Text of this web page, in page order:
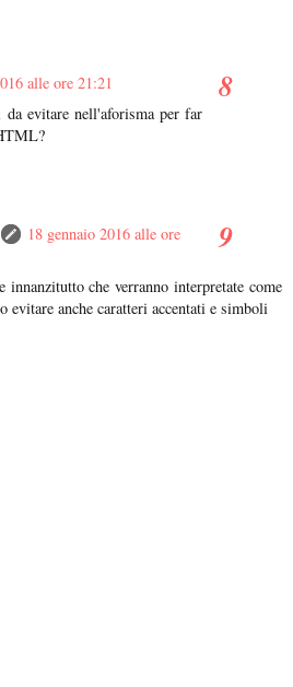
alle ore 21:21
evitare nell'aforisma per far
18 gennaio 2016 alle ore
che verranno interpretate come
evitare anche caratteri accentati e simboli